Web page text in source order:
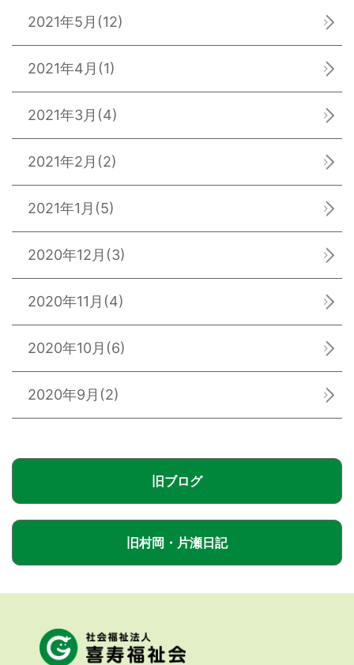
2021年5月 (12)
2021年4月 (1)
2021年3月 (4)
2021年2月 (2)
2021年1月 (5)
2020年12月 (3)
2020年11月 (4)
2020年10月 (6)
2020年9月 (2)
旧ブログ
旧村岡・片瀬日記